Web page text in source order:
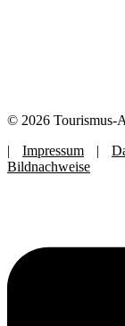
© 2026 Tourismus-
| Impressum |
Bildnachweise